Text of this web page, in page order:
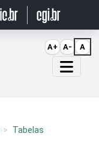
Tabelas
A+ A- A